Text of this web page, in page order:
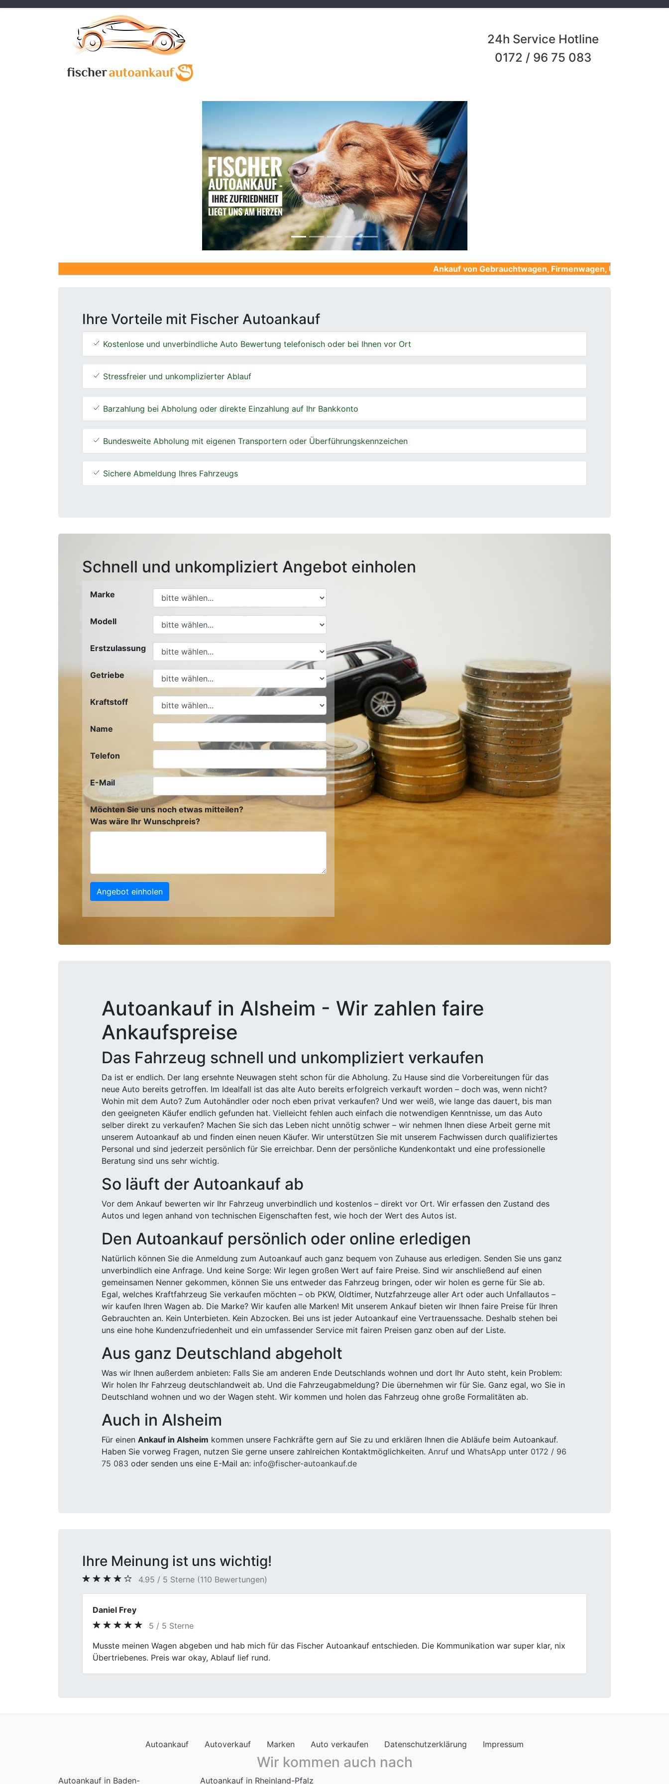
24h Service Hotline
0172 / 96 75 083
Ankauf von Gebrauchtwagen, Firmenwagen, Unfallwagen,
Ihre Vorteile mit Fischer Autoankauf
Kostenlose und unverbindliche Auto Bewertung telefonisch oder bei Ihnen vor Ort
Stressfreier und unkomplizierter Ablauf
Barzahlung bei Abholung oder direkte Einzahlung auf Ihr Bankkonto
Bundesweite Abholung mit eigenen Transportern oder Überführungskennzeichen
Sichere Abmeldung Ihres Fahrzeugs
Schnell und unkompliziert Angebot einholen
Marke
Modell
Erstzulassung
Getriebe
Kraftstoff
Name
Telefon
E-Mail
Möchten Sie uns noch etwas mitteilen?
Was wäre Ihr Wunschpreis?
Angebot einholen
Autoankauf in Alsheim - Wir zahlen faire
Ankaufspreise
Das Fahrzeug schnell und unkompliziert verkaufen
Da ist er endlich. Der lang ersehnte Neuwagen steht schon für die Abholung. Zu Hause sind die Vorbereitungen für das
neue Auto bereits getroffen. Im Idealfall ist das alte Auto bereits erfolgreich verkauft worden – doch was, wenn nicht?
Wohin mit dem Auto? Zum Autohändler oder noch eben privat verkaufen? Und wer weiß, wie lange das dauert, bis man
den geeigneten Käufer endlich gefunden hat. Vielleicht fehlen auch einfach die notwendigen Kenntnisse, um das Auto
selber direkt zu verkaufen? Machen Sie sich das Leben nicht unnötig schwer – wir nehmen Ihnen diese Arbeit gerne mit
unserem Autoankauf ab und finden einen neuen Käufer. Wir unterstützen Sie mit unserem Fachwissen durch qualifiziertes
Personal und sind jederzeit persönlich für Sie erreichbar. Denn der persönliche Kundenkontakt und eine professionelle
Beratung sind uns sehr wichtig.
So läuft der Autoankauf ab
Vor dem Ankauf bewerten wir Ihr Fahrzeug unverbindlich und kostenlos – direkt vor Ort. Wir erfassen den Zustand des
Autos und legen anhand von technischen Eigenschaften fest, wie hoch der Wert des Autos ist.
Den Autoankauf persönlich oder online erledigen
Natürlich können Sie die Anmeldung zum Autoankauf auch ganz bequem von Zuhause aus erledigen. Senden Sie uns ganz
unverbindlich eine Anfrage. Und keine Sorge: Wir legen großen Wert auf faire Preise. Sind wir anschließend auf einen
gemeinsamen Nenner gekommen, können Sie uns entweder das Fahrzeug bringen, oder wir holen es gerne für Sie ab.
Egal, welches Kraftfahrzeug Sie verkaufen möchten – ob PKW, Oldtimer, Nutzfahrzeuge aller Art oder auch Unfallautos –
wir kaufen Ihren Wagen ab. Die Marke? Wir kaufen alle Marken! Mit unserem Ankauf bieten wir Ihnen faire Preise für Ihren
Gebrauchten an. Kein Unterbieten. Kein Abzocken. Bei uns ist jeder Autoankauf eine Vertrauenssache. Deshalb stehen bei
uns eine hohe Kundenzufriedenheit und ein umfassender Service mit fairen Preisen ganz oben auf der Liste.
Aus ganz Deutschland abgeholt
Was wir Ihnen außerdem anbieten: Falls Sie am anderen Ende Deutschlands wohnen und dort Ihr Auto steht, kein Problem:
Wir holen Ihr Fahrzeug deutschlandweit ab. Und die Fahrzeugabmeldung? Die übernehmen wir für Sie. Ganz egal, wo Sie in
Deutschland wohnen und wo der Wagen steht. Wir kommen und holen das Fahrzeug ohne große Formalitäten ab.
Auch in Alsheim
Für einen Ankauf in Alsheim kommen unsere Fachkräfte gern auf Sie zu und erklären Ihnen die Abläufe beim Autoankauf.
Haben Sie vorweg Fragen, nutzen Sie gerne unsere zahlreichen Kontaktmöglichkeiten. Anruf und WhatsApp unter 0172 / 96
75 083 oder senden uns eine E-Mail an: info@fischer-autoankauf.de
Ihre Meinung ist uns wichtig!
4.95 / 5 Sterne (110 Bewertungen)
Heiner
5 / 5 Sterne
Wow! Fischer Autoankauf hat mein Auto ruckzuck gekauft. Die Online-Bewertung war super praktisch und das Angebot
überzeugend. Kein nerviges Warten, sondern schnelle Abwicklung. Ich bin total happy mit dem Service
Autoankauf Autoverkauf Marken Auto verkaufen Datenschutzerklärung Impressum
Wir kommen auch nach
Autoankauf in Baden- Autoankauf in Rheinland-Pfalz